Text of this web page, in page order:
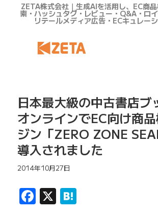
ZETA株式会社｜生成AIを活用し、EC商
索・ハッシュタグ・レビュー・Q&A・ロ
リテールメディア広告・ECキュレー
日本最大級の中古書店ブ
オンラインでEC向け商
ジン「ZERO ZONE
導入されました
2014年10月27日
Facebook
X Hatena